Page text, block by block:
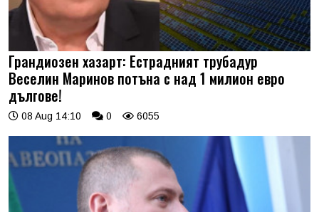
Грандиозен хазарт: Естрадният трубадур
Веселин Маринов потъна с над 1 милион евро
дългове!
08 Aug 14:10 0 6055